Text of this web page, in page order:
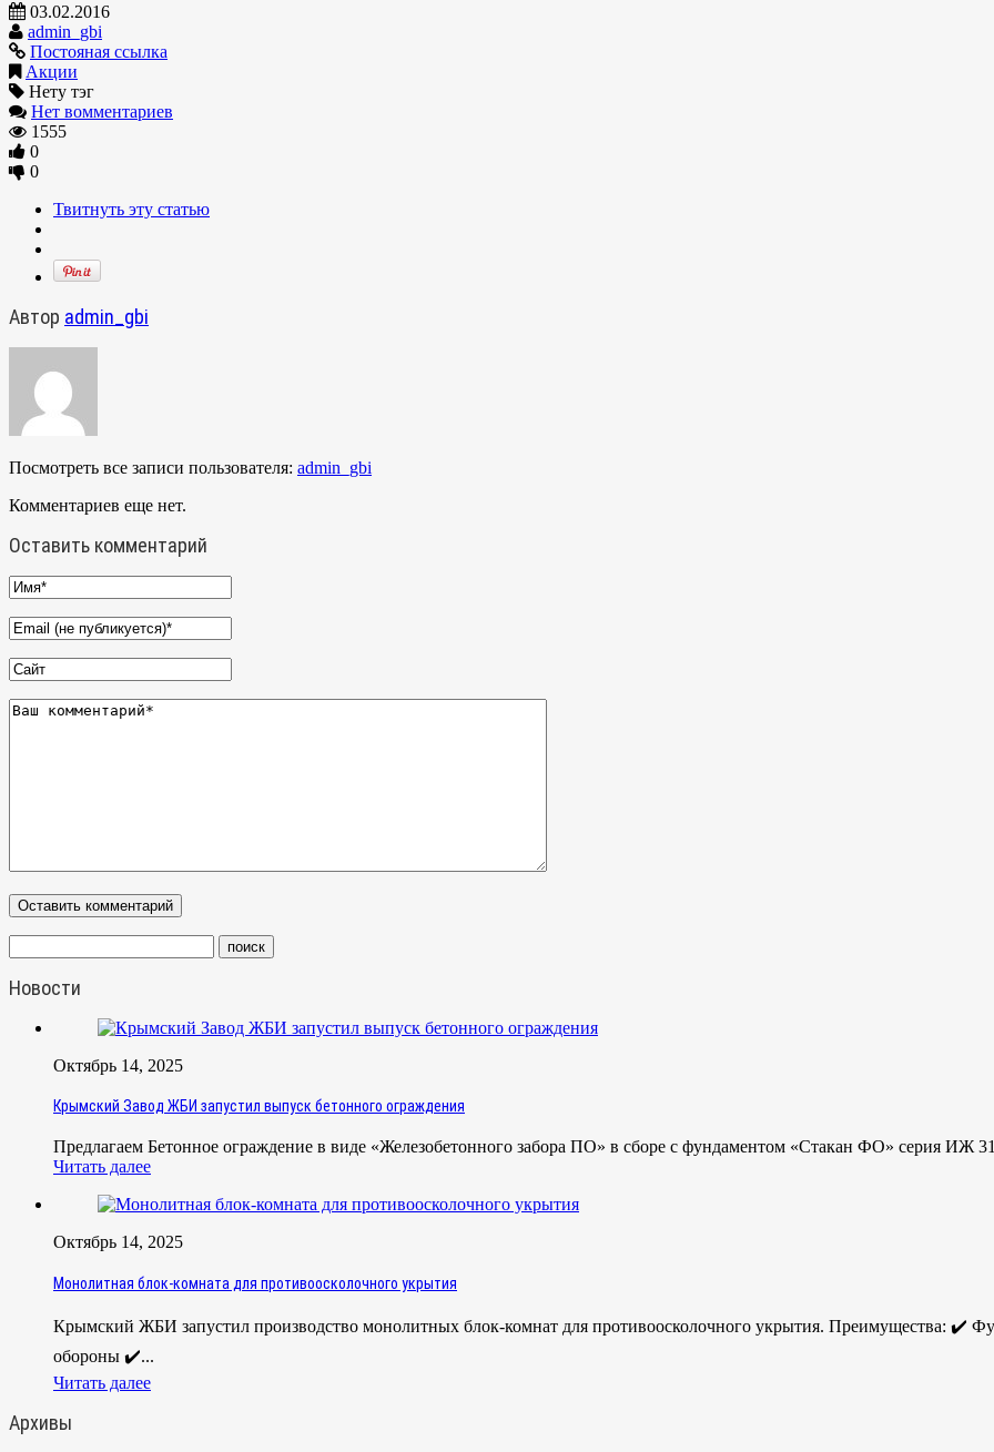
03.02.2016
admin_gbi
Постояная ссылка
Акции
Нету тэг
Нет вомментариев
1555
0
0
Твитнуть эту статью
Автор admin_gbi
Посмотреть все записи пользователя: admin_gbi
Комментариев еще нет.
Оставить комментарий
Новости
Октябрь 14, 2025
Крымский Завод ЖБИ запустил выпуск бетонного ограждения
Предлагаем Бетонное ограждение в виде «Железобетонного забора ПО» в сборе с фундаментом «Стакан ФО» серия ИЖ
Читать далее
Октябрь 14, 2025
Монолитная блок-комната для противоосколочного укрытия
Крымский ЖБИ запустил производство монолитных блок-комнат для противоосколочного укрытия. Преимущества: ✔️
обороны ✔️...
Читать далее
Архивы